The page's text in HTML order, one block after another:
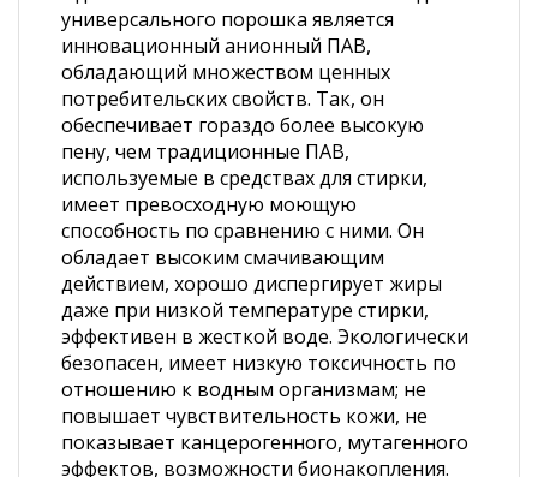
универсального порошка является
инновационный анионный ПАВ,
обладающий множеством ценных
потребительских свойств. Так, он
обеспечивает гораздо более высокую
пену, чем традиционные ПАВ,
используемые в средствах для стирки,
имеет превосходную моющую
способность по сравнению с ними. Он
обладает высоким смачивающим
действием, хорошо диспергирует жиры
даже при низкой температуре стирки,
эффективен в жесткой воде. Экологически
безопасен, имеет низкую токсичность по
отношению к водным организмам; не
повышает чувствительность кожи, не
показывает канцерогенного, мутагенного
эффектов, возможности бионакопления.